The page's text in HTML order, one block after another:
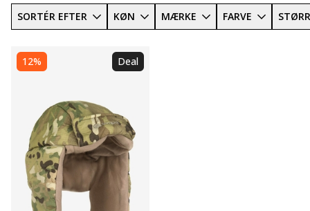
SORTÉR EFTER KØN MÆRKE FARVE
12% Deal